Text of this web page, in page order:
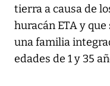
tierra a causa de
huracán ETA y
una familia
edades de 1 y 35